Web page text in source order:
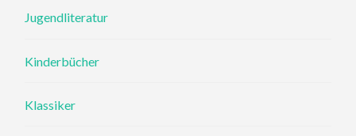
Jugendliteratur
Kinderbücher
Klassiker